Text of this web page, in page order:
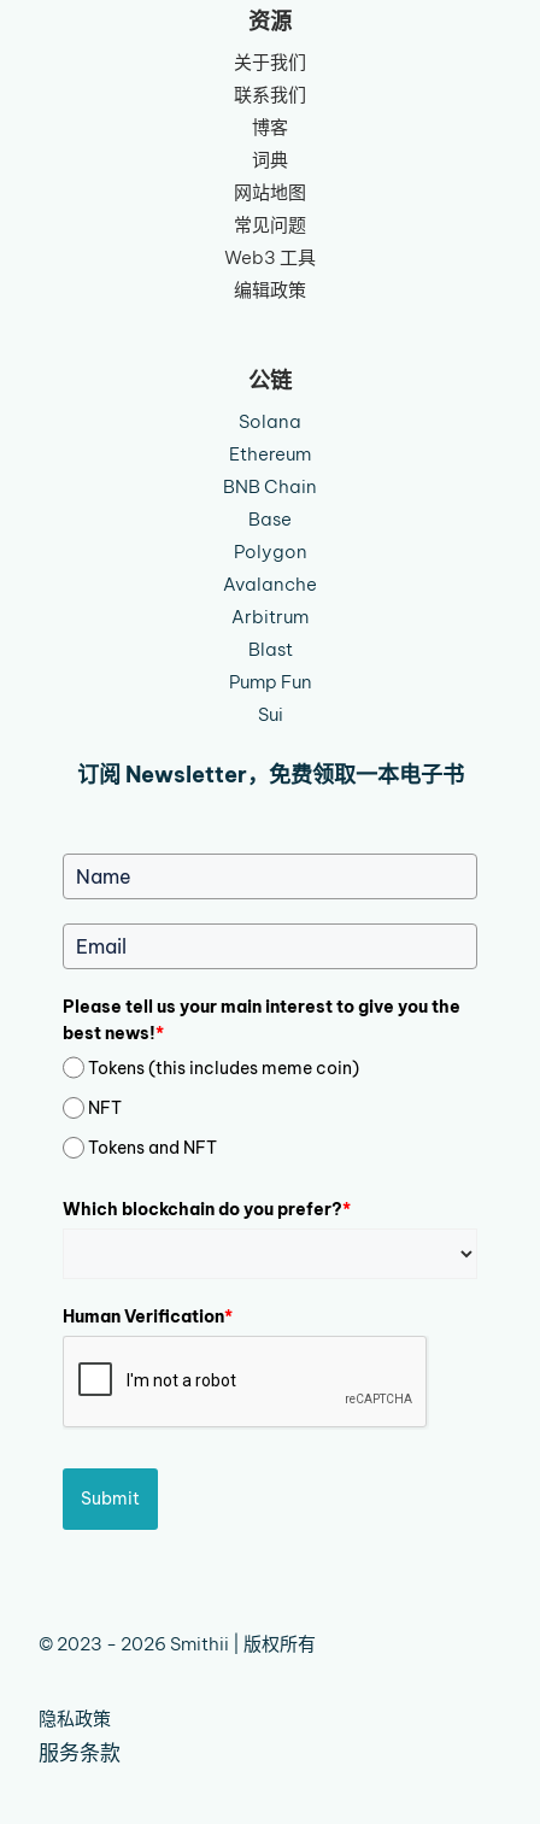
资源
关于我们
联系我们
博客
词典
网站地图
常见问题
Web3 工具
编辑政策
公链
Solana
Ethereum
BNB Chain
Base
Polygon
Avalanche
Arbitrum
Blast
Pump Fun
Sui
订阅 Newsletter，免费领取一本电子书
Please tell us your main interest to give you the
best news!*
Tokens (this includes meme coin)
NFT
Tokens and NFT
Which blockchain do you prefer?*
Human Verification*
Submit
© 2023 - 2026 Smithii | 版权所有
隐私政策
服务条款